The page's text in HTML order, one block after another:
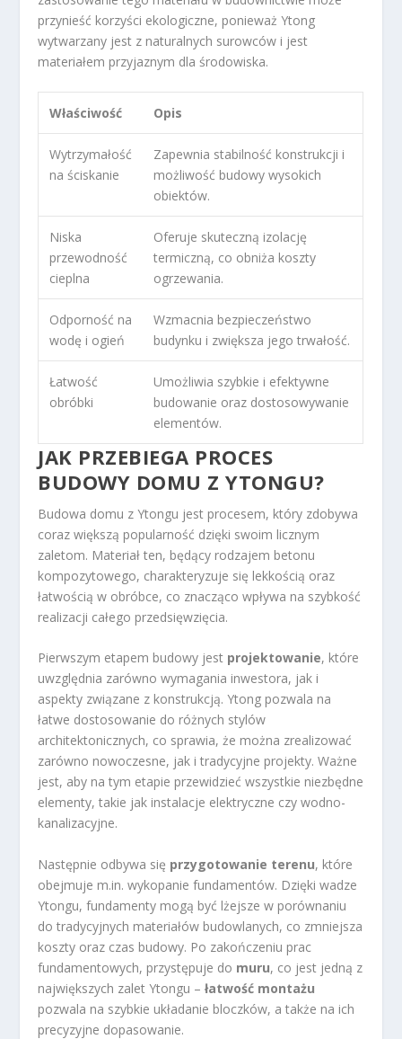
przynieść korzyści ekologiczne, ponieważ Ytong
wytwarzany jest z naturalnych surowców i jest
materiałem przyjaznym dla środowiska.
Właściwość Opis
Wytrzymałość
na ściskanie
Zapewnia stabilność konstrukcji i
możliwość budowy wysokich
obiektów.
Niska
przewodność
cieplna
Oferuje skuteczną izolację
termiczną, co obniża koszty
ogrzewania.
Odporność na
wodę i ogień
Wzmacnia bezpieczeństwo
budynku i zwiększa jego trwałość.
Łatwość
obróbki
Umożliwia szybkie i efektywne
budowanie oraz dostosowywanie
elementów.
JAK PRZEBIEGA PROCES
BUDOWY DOMU Z YTONGU?
Budowa domu z Ytongu jest procesem, który zdobywa
coraz większą popularność dzięki swoim licznym
zaletom. Materiał ten, będący rodzajem betonu
kompozytowego, charakteryzuje się lekkością oraz
łatwością w obróbce, co znacząco wpływa na szybkość
realizacji całego przedsięwzięcia.
Pierwszym etapem budowy jest projektowanie, które
uwzględnia zarówno wymagania inwestora, jak i
aspekty związane z konstrukcją. Ytong pozwala na
łatwe dostosowanie do różnych stylów
architektonicznych, co sprawia, że można zrealizować
zarówno nowoczesne, jak i tradycyjne projekty. Ważne
jest, aby na tym etapie przewidzieć wszystkie niezbędne
elementy, takie jak instalacje elektryczne czy wodno-
kanalizacyjne.
Następnie odbywa się przygotowanie terenu, które
obejmuje m.in. wykopanie fundamentów. Dzięki wadze
Ytongu, fundamenty mogą być lżejsze w porównaniu
do tradycyjnych materiałów budowlanych, co zmniejsza
koszty oraz czas budowy. Po zakończeniu prac
fundamentowych, przystępuje do muru, co jest jedną z
największych zalet Ytongu –łatwość montażu
pozwala na szybkie układanie bloczków, a także na ich
precyzyjne dopasowanie.